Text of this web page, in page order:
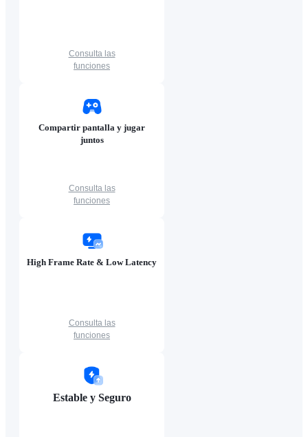
Consulta las
funciones
Compartir pantalla y jugar
juntos
Consulta las
funciones
High Frame Rate & Low Latency
Consulta las
funciones
Estable y Seguro